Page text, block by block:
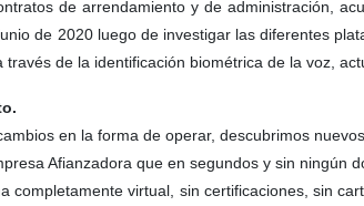
de arrendamiento y de administración,
de 2020 luego de investigar las diferentes
de la identificación biométrica de la voz,
en la forma de operar, descubrimos
Afianzadora que en segundos y sin
completamente virtual, sin certificaciones, sin